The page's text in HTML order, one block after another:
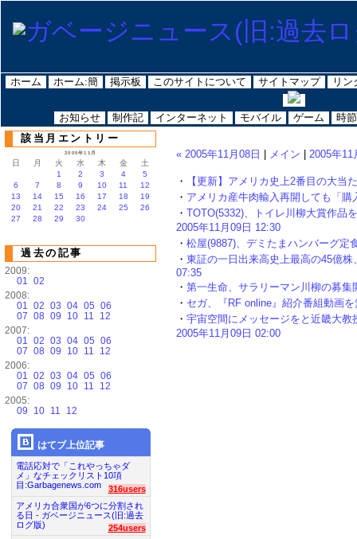
ホーム ホーム:簡 掲示板 このサイトについて サイトマップ リン
お知らせ 制作記 インターネット モバイル ゲーム 時節
« 2005年11月08日 メイン 2005年11
・
【更新】アメリカ史上2番目の大当
・ アメリカ産牛肉輸入再開しても「
・ TOTO(5332)、トイレ川柳大賞作品
2005年11月09日 12:30
・ 松屋(9887)、デミたまハンバーグ定
・ 東証の一日出来高史上最高の45億
07:35
・ 第一生命、サラリーマン川柳の募集
・ セガ、『RF online』紹介番組動画
・ 宇宙空間にメッセージをと近畿大
2005年11月09日 02:00
該当月エントリー
2005年11月
日 月 火 水 木 金
土
1
2 3 4
5
6
7 8 9 10 11
12
13
14 15 16 17 18
19
20
21 22 23 24 25
26
27
28 29 30
過去の記事
2009:
01 02
2008:
01 02 03 04 05 06
07 08 09 10 11
12
2007:
01 02 03 04 05 06
07 08 09 10 11
12
2006:
01 02 03 04 05 06
07 08 09 10 11
12
2005:
09
10 11 12
はてブ上位記事
電話応対で「これやっちゃダ
メ」なチェックリスト10項
目:Garbagenews.com
316users
アメリカ合衆国が6つに分割され
る日 - ガベージニュース(旧:過去
ログ版)
254users